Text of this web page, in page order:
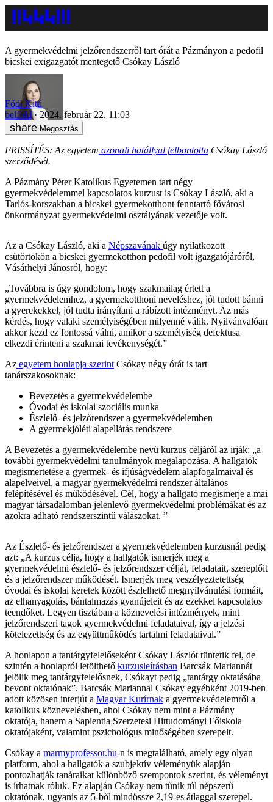
A gyermekvédelmi jelzőrendszerről tart órát a Pázmányon a pedofil
bicskei exigazgatót mentegető Csókay László
Fődi Kitti
belföld
2024. február 22. 11:03
Megosztás
FRISSÍTÉS: Az egyetem azonali hatállyal felbontotta Csókay László
szerződését.
A Pázmány Péter Katolikus Egyetemen tart négy
gyermekvédelemmel kapcsolatos kurzust is Csókay László, aki a
Tarlós-korszakban a bicskei gyermekotthont fenntartó fővárosi
önkormányzat gyermekvédelmi osztályának vezetője volt.
Az a Csókay László, aki a Népszavának úgy nyilatkozott
csütörtökön a bicskei gyermekotthon pedofil volt igazgatójáróról,
Vásárhelyi Jánosról, hogy:
„Továbbra is úgy gondolom, hogy szakmailag értett a
gyermekvédelemhez, a gyermekotthoni neveléshez, jól tudott bánni
a gyerekekkel, jól tudta irányítani a rábízott intézményt. Az más
kérdés, hogy valaki személyiségében milyenné válik. Nyilvánvalóan
akkor kezd ez fontossá válni, amikor a személyiség defektusa
elkezdi érinteni a szakmai tevékenységét.”
Az egyetem honlapja szerint Csókay négy órát is tart
tanárszakosoknak:
Bevezetés a gyermekvédelembe
Óvodai és iskolai szociális munka
Észlelő- és jelzőrendszer a gyermekvédelemben
A gyermekjóléti alapellátás rendszere
A Bevezetés a gyermekvédelembe nevű kurzus céljáról az írják: „a
további gyermekvédelmi tanulmányok megalapozása. A hallgatók
megismertetése a gyermek- és ifjúságvédelem alapfogalmaival és
alapelveivel, a magyar gyermekvédelmi rendszer általános
felépítésével és működésével. Cél, hogy a hallgató megismerje a mai
magyar társadalomban jelenlevő gyermekvédelmi problémákat és az
azokra adható rendszerszintű válaszokat. ”
Az Észlelő- és jelzőrendszer a gyermekvédelemben kurzusnál pedig
azt: „A kurzus célja, hogy a hallgatók ismerjék meg a
gyermekvédelmi észlelő- és jelzőrendszer célját, feladatait, szereplőit
és a jelzőrendszer működését. Ismerjék meg veszélyeztetettség
óvodai és iskolai keretek között észlelhető megnyilvánulási formáit,
az elhanyagolás, bántalmazás gyanújeleit és az ezekkel kapcsolatos
teendőket. Legyen tisztában a köznevelési intézmények, mint
jelzőrendszeri tagok gyermekvédelmi feladataival, így a jelzési
kötelezettség és az együttműködés tartalmi feladataival.”
A honlapon a tantárgyfelelőseként Csókay Lászlót tüntetik fel, de
szintén a honlapról letölthető kurzusleírásban Barcsák Mariannát
jelölik meg tantárgyfelelősnek, Csókayt pedig „tantárgy oktatásába
bevont oktatónak”. Barcsák Mariannal Csókay egyébként 2019-ben
adott közösen interjút a Magyar Kurírnak a gyermekvédelemről a
katolikus köznevelésben, ahol Csókay nem mint a Pázmány
oktatója, hanem a Sapientia Szerzetesi Hittudományi Főiskola
oktatójaként, valamint pszichológus minőségében szerepelt.
Csókay a marmyprofessor.hu-n is megtalálható, amely egy olyan
platform, ahol a hallgatók a szubjektív véleményük alapján
pontozhatják tanáraikat különböző szempontok szerint, és véleményt
is írhatnak róluk. Ez alapján Csókay nem tűnik túl népszerű
oktatónak, ugyanis az 5-ből mindössze 2,19-es átlaggal szerepel.